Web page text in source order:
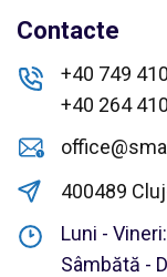
Contacte
+40 749
+40 264
400489
Luni -
Sâmbătă -